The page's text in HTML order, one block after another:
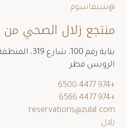
@شيفاسوم
منتجع زلال الصحي
الرويس قطر
+974 4477 6500
+974 4477 6566
reservations@zulal.com
زلال